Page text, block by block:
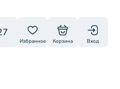
Избранное Корзина Вход